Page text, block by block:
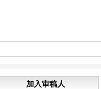
加入审稿人